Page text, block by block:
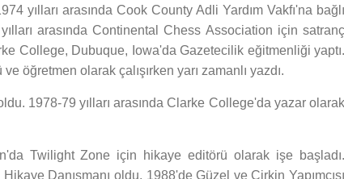
yılları arasında Cook County Adli Yardım Vakfı'na bağlı
arasında Continental Chess Association için satranç
College, Dubuque, Iowa'da Gazetecilik eğitmenliği yaptı.
öğretmen olarak çalışırken yarı zamanlı yazdı.
1978-79 yılları arasında Clarke College'da yazar olarak
Twilight Zone için hikaye editörü olarak işe başladı.
Danışmanı oldu. 1988'de Güzel ve Çirkin Yapımcısı